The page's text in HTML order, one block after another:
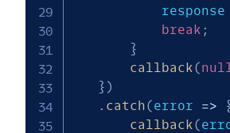
           response
break ;
}
callback(null
} )
. catch(error =>
callback(